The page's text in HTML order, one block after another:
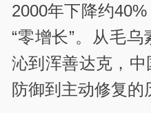
2000年下降约
“零增长”。从毛
沁到浑善达克，
防御到主动修复的